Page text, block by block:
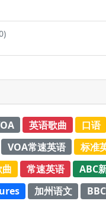
英语歌曲 口语
VOA常速英语 标准
常速英语 ABC
加州语文